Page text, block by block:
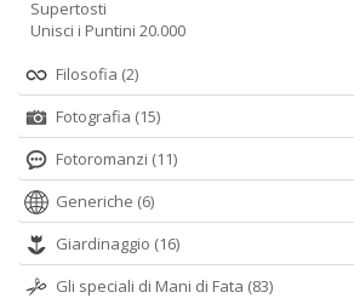
Supertosti
Unisci i Puntini 20.000
Filosofia (2)
Fotografia (15)
Fotoromanzi (11)
Generiche (6)
Giardinaggio (16)
Gli speciali di Mani di Fata (83)